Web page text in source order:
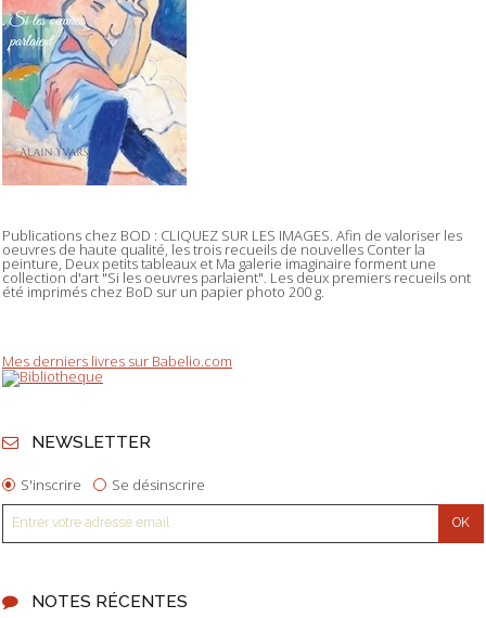
Publications chez BOD : CLIQUEZ SUR LES IMAGES. Afin de valoriser les
oeuvres de haute qualité, les trois recueils de nouvelles Conter la
peinture, Deux petits tableaux et Ma galerie imaginaire forment une
collection d'art "Si les oeuvres parlaient". Les deux premiers recueils ont
été imprimés chez BoD sur un papier photo 200 g.
Mes derniers livres sur Babelio.com
NEWSLETTER
S'inscrire Se désinscrire
NOTES RÉCENTES